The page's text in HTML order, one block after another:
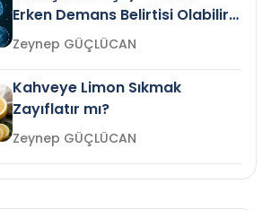
Erken Demans Belirtisi Olabilir
mi?
Zeynep GÜÇLÜCAN
Kahveye Limon Sıkmak
Zayıflatır mı?
Zeynep GÜÇLÜCAN